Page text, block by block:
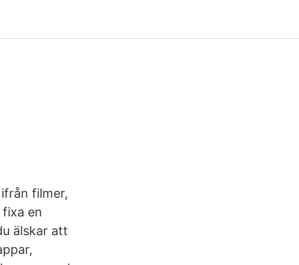
filmer,
en
älskar att